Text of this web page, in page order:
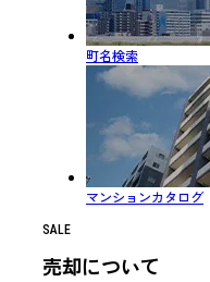
町名検索
マンションカタログ
SALE
売却について